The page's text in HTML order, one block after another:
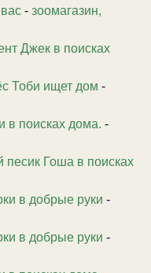
- зоомагазин,
Джек в поисках
Тоби ищет дом -
в поисках дома. -
песик Гоша в поисках
в добрые руки -
в добрые руки -